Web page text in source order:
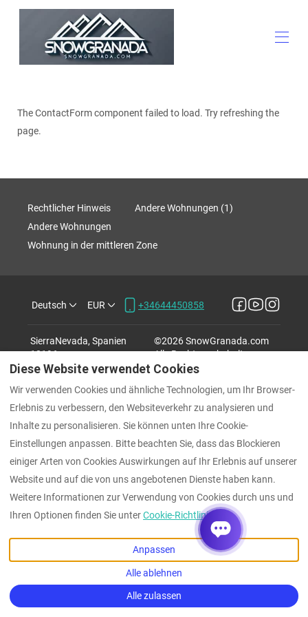
Alle Objekte ▾
andere Wohnungen
Kontaktieren Sie uns
Machen Sie Werbung für Ihre Immobilie
+34644450858
The ContactForm component failed to load. Try refreshing the
page.
Rechtlicher Hinweis
Andere Wohnungen (1)
Andere Wohnungen
Wohnung in der mittleren Zone
Deutsch EUR +34644450858
SierraNevada, Spanien
18196.
E-Mail:
©2026SnowGranada.com
Alle Rechte vorbehalten
Diese Website verwendet Cookies
Wir verwenden Cookies und ähnliche Technologien, um Ihr Browser-
Erlebnis zu verbessern, den Websiteverkehr zu analysieren und
Inhalte zu personalisieren. Sie können unten Ihre Cookie-
Einstellungen anpassen. Bitte beachten Sie, dass das Blockieren
einiger Arten von Cookies Auswirkungen auf Ihr Erlebnis auf unserer
Website und auf die von uns angebotenen Dienste haben kann.
Weitere Informationen zur Verwendung von Cookies durch uns und
Ihren Optionen finden Sie unterCookie-Richtlinie
Anpassen
Alle ablehnen
Alle zulassen